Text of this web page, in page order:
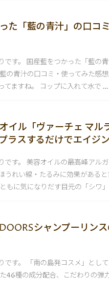
た「藍の青汁」の口コ
です。 国産藍をつかった「藍の
の青汁の口コミ・使ってみた感
てますね。 コップに入れて水で …
イル「ヴァーチェ マル
ラスするだけでエイジ
です。 美容オイルの最高峰アル
うれい線・たるみに効果がある
もに気になりだす目元の「シワ
シャンプーリン
です。 「南の島発コスメ」とし
46種の成分配合、こだわりの弾